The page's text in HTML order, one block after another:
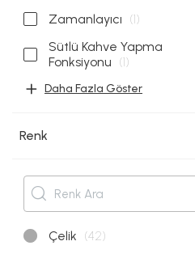
Zamanlayıcı (1)
Sütlü Kahve Yapma
Fonksiyonu (1)
Daha Fazla Göster
Renk
Çelik (42)